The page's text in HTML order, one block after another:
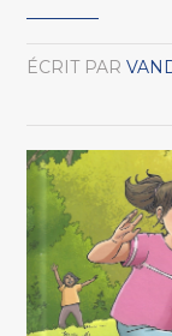
ÉCRIT PAR